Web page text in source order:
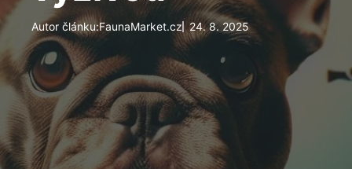
Autor článku:FaunaMarket.cz 24. 8. 2025